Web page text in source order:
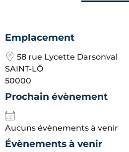
Emplacement
58 rue Lycette Darsonval
SAINT-LÔ
50000
Prochain évènement
Aucuns évènements à venir
Évènements à venir